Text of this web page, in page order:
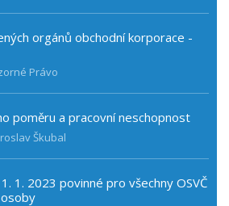
orgánů obchodní korporace -
Právo
poměru a pracovní neschopnost
Škubal
1. 2023 povinné pro všechny OSVČ